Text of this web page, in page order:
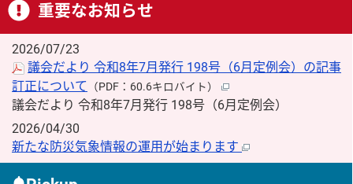
重要なお知らせ
2026/07/23
議会だより 令和8年7月発行 198号（6月定例会）の記事
訂正について （PDF：60.6キロバイト）
議会だより 令和8年7月発行 198号（6月定例会）
2026/04/30
新たな防災気象情報の運用が始まります